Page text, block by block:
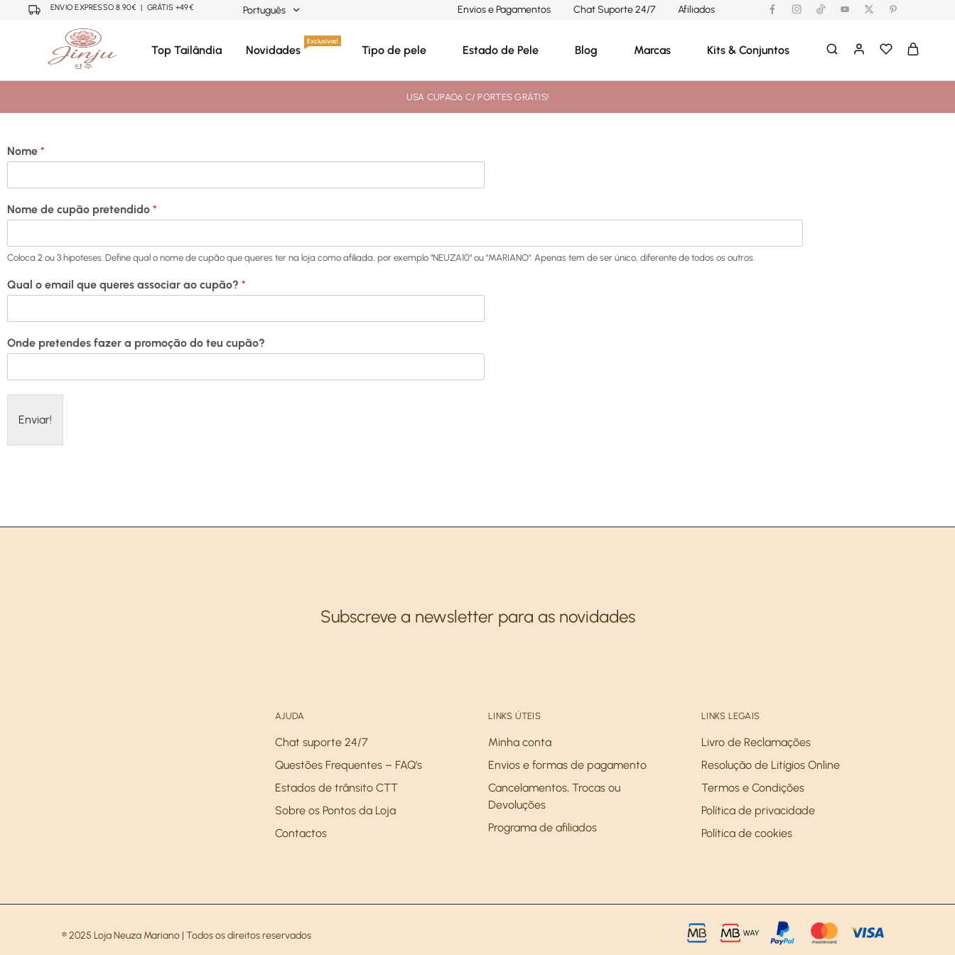
ENVIO EXPRESSO 8.90€ | GRÁTIS +49€ Português Envios e Pagamentos Chat Suporte 24/7 Afiliados
Neuza
Mariano
Cosmética
Coreana,
Japonesa,
Top Tailândia Novidades
Exclusivas!
Tipo de pele Estado de Pele Blog Marcas Kits & Conjuntos
USA CUPAO6 C/ PORTES GRÁTIS!
Nome *
Nome de cupão pretendido *
Coloca 2 ou 3 hipoteses. Define qual o nome de cupão que queres ter na loja como afiliada, por exemplo "NEUZA10" ou "MARIANO". Apenas tem de ser único, diferente de todos os outros.
Qual o email que queres associar ao cupão? *
Onde pretendes fazer a promoção do teu cupão?
Enviar!
Subscreve a newsletter para as novidades
AJUDA
Chat suporte 24/7
Questões Frequentes – FAQ’s
Estados de trânsito CTT
Sobre os Pontos da Loja
Contactos
LINKS ÚTEIS
Minha conta
Envios e formas de pagamento
Cancelamentos, Trocas ou
Devoluções
Programa de afiliados
LINKS LEGAIS
Livro de Reclamações
Resolução de Litígios Online
Termos e Condições
Política de privacidade
Política de cookies
® 2025 Loja Neuza Mariano | Todos os direitos reservados